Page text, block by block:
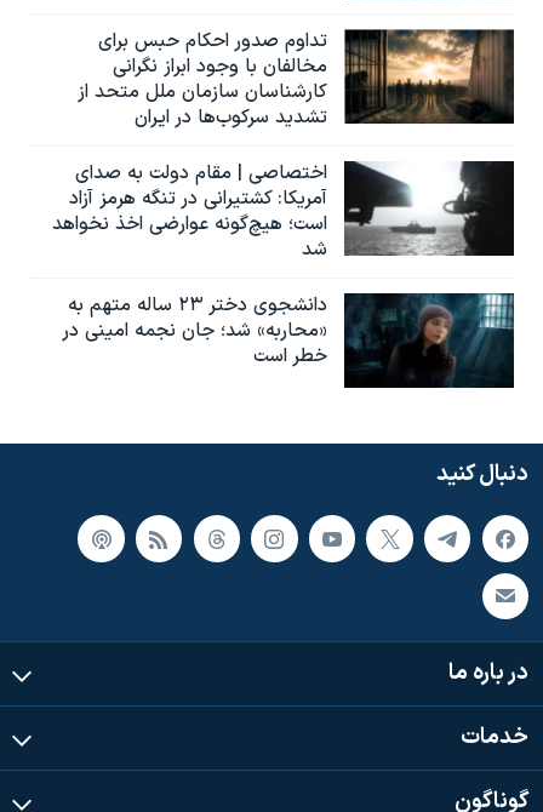
تداوم صدور احکام حبس برای
مخالفان با وجود ابراز نگرانی
کارشناسان سازمان ملل متحد از
تشدید سرکوب‌ها در ایران
اختصاصی | مقام دولت به صدای
آمریکا: کشتیرانی در تنگه هرمز آزاد
است؛ هیچ‌گونه عوارضی اخذ نخواهد
شد
دانشجوی دختر ۲۳ ساله متهم به
«محاربه» شد؛ جان نجمه امینی در
خطر است
دنبال کنید
در باره ما
خدمات
گوناگون